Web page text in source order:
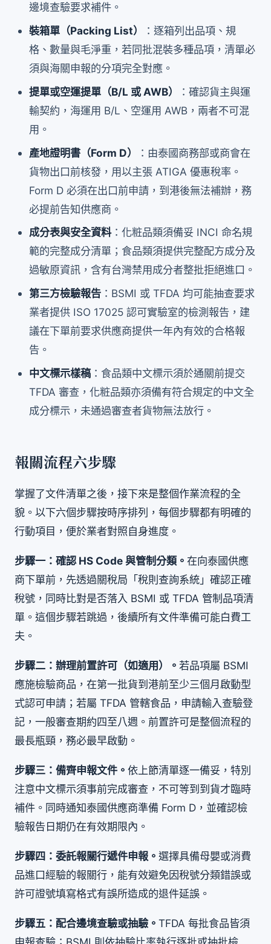
邊境查驗要求補件。
裝箱單（Packing List）
：逐箱列出品項、規
格、數量與毛淨重，若同批混裝多種品項，清單必
須與海關申報的分項完全對應。
提單或空運提單（B/L 或 AWB）
：確認貨主與運
輸契約，海運用 B/L、空運用 AWB，兩者不可混
用。
產地證明書（Form D）
：由泰國商務部或商會在
貨物出口前核發，用以主張 ATIGA 優惠稅率。
Form D 必須在出口前申請，到港後無法補辦，務
必提前告知供應商。
成分表與安全資料：化粧品類須備妥 INCI 命名規
範的完整成分清單；食品類須提供完整配方成分及
過敏原資訊，含有台灣禁用成分者整批拒絕進口。
第三方檢驗報告 ：BSMI 或 TFDA 均可能抽查要求
業者提供 ISO 17025 認可實驗室的檢測報告，建
議在下單前要求供應商提供一年內有效的合格報
告。
中文標示樣稿 ：食品類中文標示須於通關前提交
TFDA 審查，化粧品類亦須備有符合規定的中文全
成分標示，未通過審查者貨物無法放行。
報關流程六步驟
掌握了文件清單之後，接下來是整個作業流程的全
貌。以下六個步驟按時序排列，每個步驟都有明確的
行動項目，便於業者對照自身進度。
步驟一：確認 HS Code 與管制分類。 在向泰國供應
商下單前，先透過關稅局「稅則查詢系統」確認正確
稅號，同時比對是否落入 BSMI 或 TFDA 管制品項清
單。這個步驟若跳過，後續所有文件準備可能白費工
夫。
步驟二：辦理前置許可（如適用）。 若品項屬 BSMI
應施檢驗商品，在第一批貨到港前至少三個月啟動型
式認可申請；若屬 TFDA 管轄食品，申請輸入查驗登
記，一般審查期約四至八週。前置許可是整個流程的
最長瓶頸，務必最早啟動。
步驟三：備齊申報文件。 依上節清單逐一備妥，特別
注意中文標示須事前完成審查，不可等到到貨才臨時
補件。同時通知泰國供應商準備 Form D，並確認檢
驗報告日期仍在有效期限內。
步驟四：委託報關行遞件申報。 選擇具備母嬰或消費
品進口經驗的報關行，能有效避免因稅號分類錯誤或
許可證號填寫格式有誤所造成的退件延誤。
步驟五：配合邊境查驗或抽驗。 TFDA 每批食品皆須